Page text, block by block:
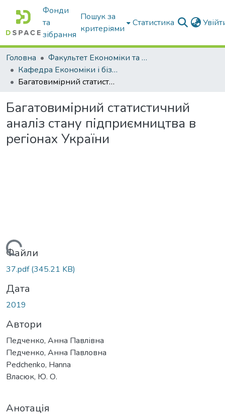
Фонди
та
зібрання
Пошук за
критеріями
Статистика
Головна
Факультет Економіки та бізнесу
Кафедра Економіки і бізнесу
Багатовимірний статистичний аналіз стану підприємництва в регіонах України
Багатовимірний статистичний
аналіз стану підприємництва в
регіонах України
Файли
37.pdf(345.21 KB)
Дата
2019
Автори
Педченко, Анна Павлівна
Педченко, Анна Павловна
Pedchenko, Hanna
Власюк, Ю. О.
Анотація